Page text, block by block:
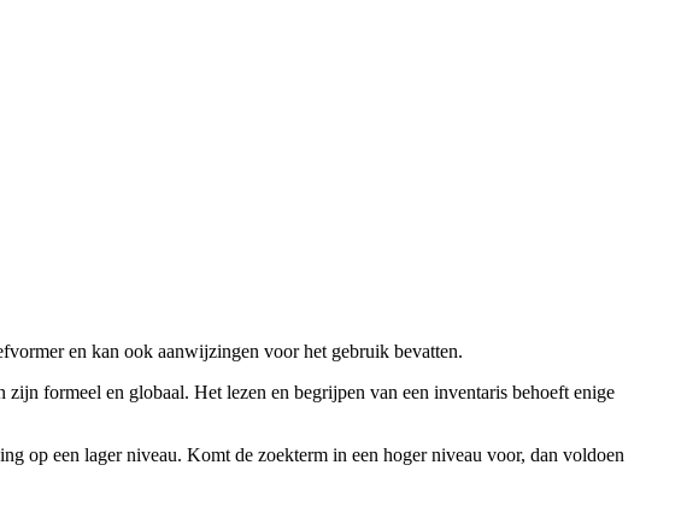
en kan ook aanwijzingen voor het gebruik bevatten.
formeel en globaal. Het lezen en begrijpen van een inventaris behoeft enige
op een lager niveau. Komt de zoekterm in een hoger niveau voor, dan voldoen